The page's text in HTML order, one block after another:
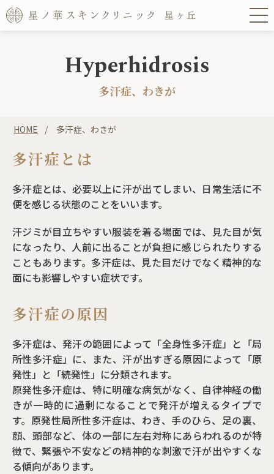
Hyperhidrosis
多汗症、わきが
HOME 多汗症、わきが
多汗症とは
多汗症とは、必要以上に汗が出てしまい、日常生活に不
便を感じる状態のことをいいます。
汗ジミが目立ちやすい服装を着る場面では、見た目が気
になったり、人前に出ることが負担に感じられたりする
こともあります。多汗症は、見た目だけでなく精神的な
面にも影響しやすい症状です。
多汗症の原因
多汗症は、発汗の範囲によって「全身性多汗症」と「局
所性多汗症」に、また、汗が出すぎる原因によって「原
発性」と「続発性」に分類されます。
原発性多汗症は、特に明確な病気がなく、自律神経の働
きが一時的に過剰になることで発汗が増えるタイプで
す。原発性局所性多汗症は、わき、手のひら、足の裏、
顔、頭部など、体の一部に左右対称にあらわれるのが特
徴で、緊張や不安などの精神的な刺激で汗が出やすくな
る傾向があります。